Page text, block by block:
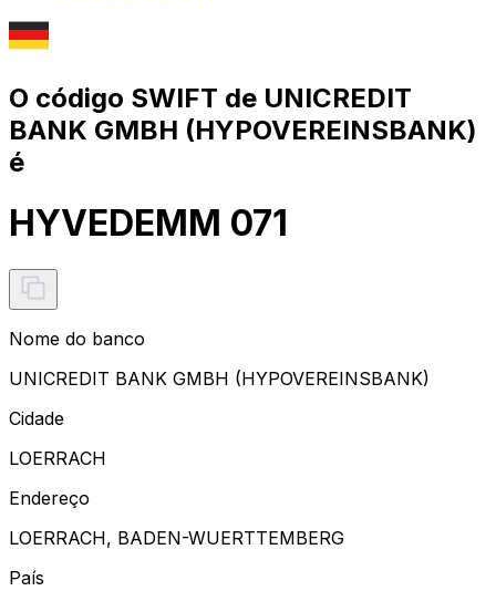
O código SWIFT de UNICREDIT
BANK GMBH (HYPOVEREINSBANK)
é
HYVEDEMM 071
Nome do banco
UNICREDIT BANK GMBH (HYPOVEREINSBANK)
Cidade
LOERRACH
Endereço
LOERRACH, BADEN-WUERTTEMBERG
País